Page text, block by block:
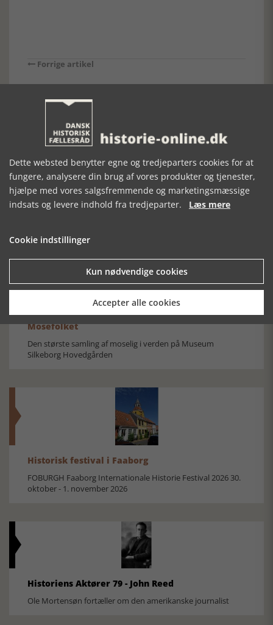
Forrige artikel
SE RELATEREDE ARTIKLER
FISKEKVASEN
W. KLITGAARD
FYLDER 125 ÅR
GEMTE BREVE
FRA ET
ÆGTESKAB
NYREDOLKEN
FRA NÆSSET
Mosefolket
Den største samling af moselig i verden på Museum
Silkeborg Hovedgården
Historisk festival i Faaborg
FOBURGH Faaborg Internationale Historie Festival 2026 30.
oktober - 1. november 2026
Historiens Aktører 79 - John Reed
Ole Mortensøn fortæller om den amerikanske journalist
Dette websted benytter egne og tredjeparters cookies for at
fungere, analysere din brug af vores produkter og tjenester,
hjælpe med vores salgsfremmende og marketingsmæssige
indsats og levere indhold fra tredjeparter. Læs mere
Cookie indstillinger
Kun nødvendige cookies
Accepter alle cookies